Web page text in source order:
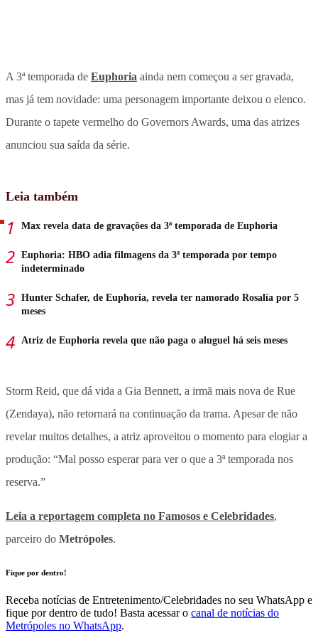
A 3ª temporada de Euphoria ainda nem começou a ser gravada,
mas já tem novidade: uma personagem importante deixou o elenco.
Durante o tapete vermelho do Governors Awards, uma das atrizes
anunciou sua saída da série.
Leia também
Max revela data de gravações da 3ª temporada de Euphoria
Euphoria: HBO adia filmagens da 3ª temporada por tempo
indeterminado
Hunter Schafer, de Euphoria, revela ter namorado Rosalía por 5
meses
Atriz de Euphoria revela que não paga o aluguel há seis meses
Storm Reid, que dá vida a Gia Bennett, a irmã mais nova de Rue
(Zendaya), não retornará na continuação da trama. Apesar de não
revelar muitos detalhes, a atriz aproveitou o momento para elogiar a
produção: “Mal posso esperar para ver o que a 3ª temporada nos
reserva.”
Leia a reportagem completa no Famosos e Celebridades,
parceiro do Metrópoles.
Fique por dentro!
Receba notícias de Entretenimento/Celebridades no seu WhatsApp e
fique por dentro de tudo! Basta acessar o canal de notícias do
Metrópoles no WhatsApp.